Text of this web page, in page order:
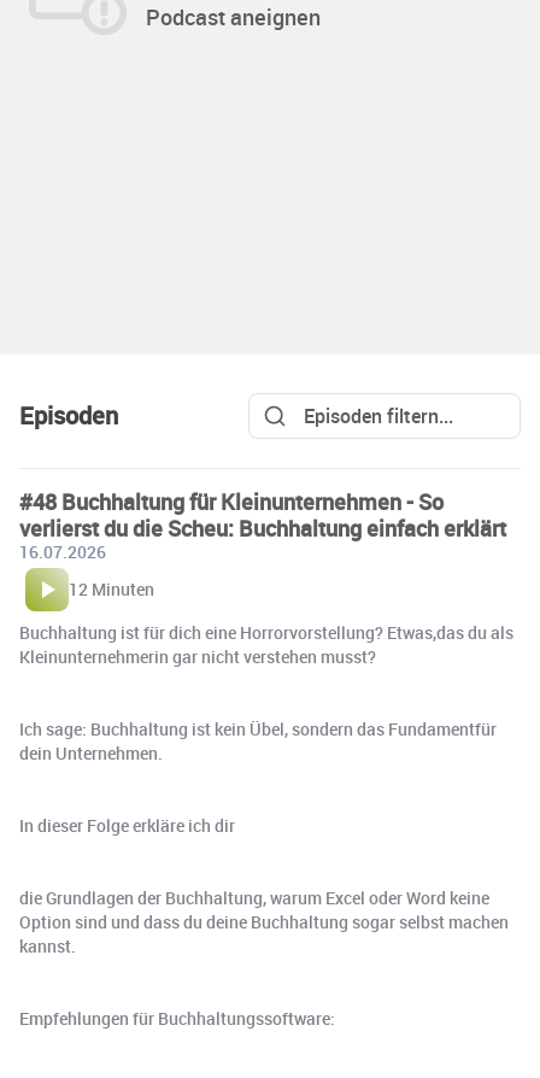
Podcast aneignen
Episoden
#48 Buchhaltung für Kleinunternehmen - So
verlierst du die Scheu: Buchhaltung einfach erklärt
16.07.2026
12 Minuten
Buchhaltung ist für dich eine Horrorvorstellung? Etwas,das du als
Kleinunternehmerin gar nicht verstehen musst?
Ich sage: Buchhaltung ist kein Übel, sondern das Fundamentfür
dein Unternehmen.
In dieser Folge erkläre ich dir
die Grundlagen der Buchhaltung, warum Excel oder Word keine
Option sind und dass du deine Buchhaltung sogar selbst machen
kannst.
Empfehlungen für Buchhaltungssoftware: